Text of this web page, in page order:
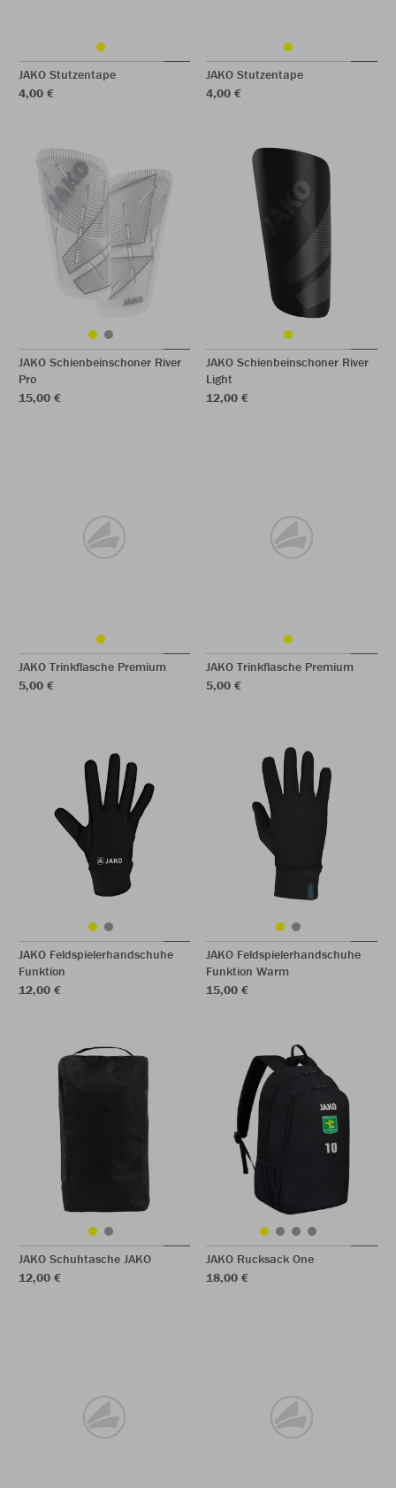
JAKO Stutzentape
4,00 €
JAKO Stutzentape
4,00 €
JAKO Schienbeinschoner River
Pro
15,00 €
JAKO Schienbeinschoner River
Light
12,00 €
JAKO Trinkflasche Premium
5,00 €
JAKO Trinkflasche Premium
5,00 €
JAKO Feldspielerhandschuhe
Funktion
12,00 €
JAKO Feldspielerhandschuhe
Funktion Warm
15,00 €
JAKO Schuhtasche JAKO
12,00 €
JAKO Rucksack One
18,00 €